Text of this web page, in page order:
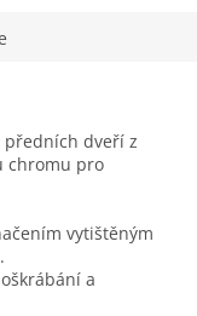
dveří z
chromu pro
vytištěným
a